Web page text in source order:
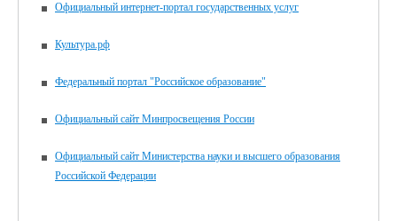
Официальный интернет-портал государственных услуг
Культура.рф
Федеральный портал "Российское образование"
Официальный сайт Минпросвещения России
Официальный сайт Министерства науки и высшего образования
Российской Федерации